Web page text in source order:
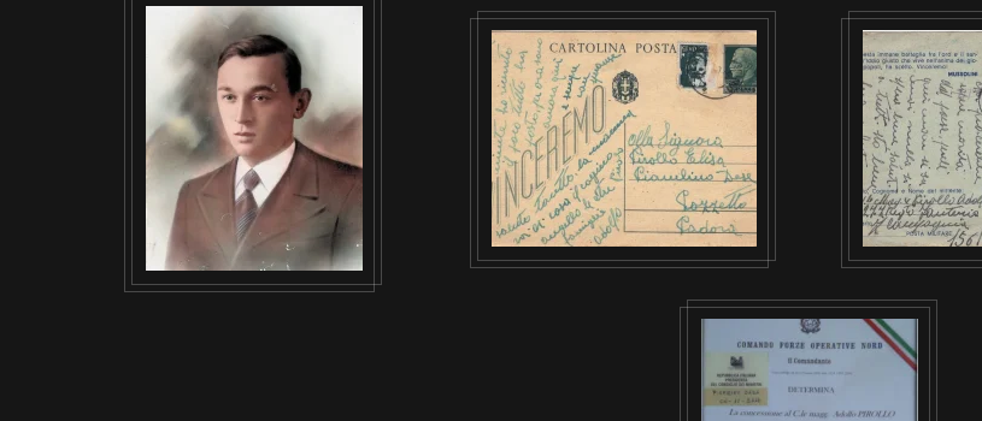
VISUALIZZA VISUALIZZA